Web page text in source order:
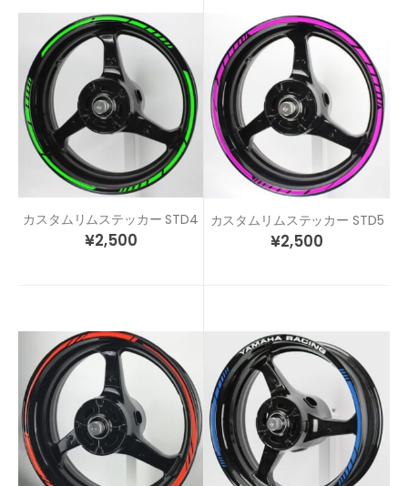
カスタムリムステッカー STD4
¥2,500
カスタムリムステッカー STD5
¥2,500